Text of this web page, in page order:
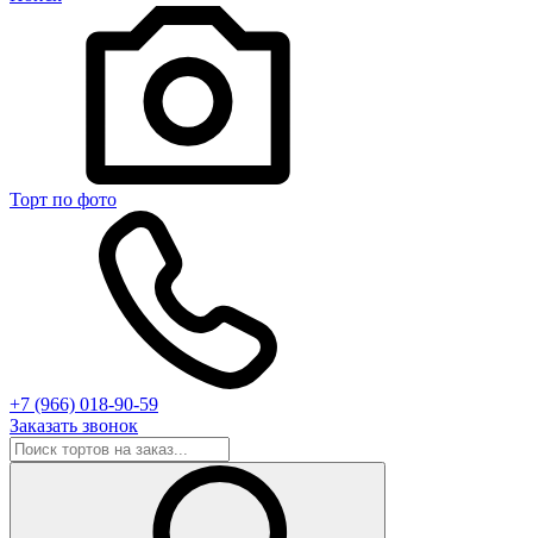
Торт по фото
+7 (966) 018-90-59
Заказать звонок